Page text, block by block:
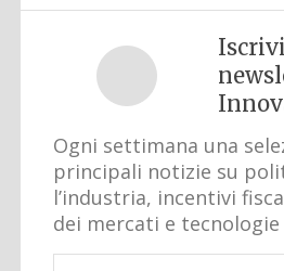
Ogni settimana una
principali notizie su
l’industria, incentivi
dei mercati e